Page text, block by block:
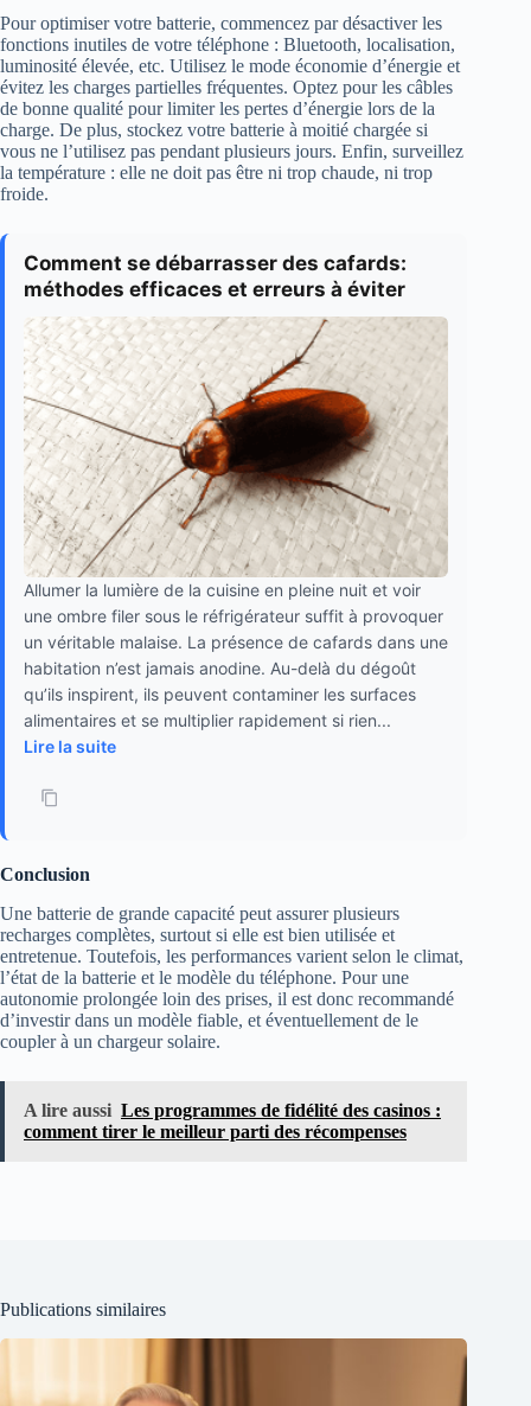
Pour optimiser votre batterie, commencez par désactiver les
fonctions inutiles de votre téléphone : Bluetooth, localisation,
luminosité élevée, etc. Utilisez le mode économie d’énergie et
évitez les charges partielles fréquentes. Optez pour les câbles
de bonne qualité pour limiter les pertes d’énergie lors de la
charge. De plus, stockez votre batterie à moitié chargée si
vous ne l’utilisez pas pendant plusieurs jours. Enfin, surveillez
la température : elle ne doit pas être ni trop chaude, ni trop
froide.
Comment se débarrasser des cafards:
méthodes efficaces et erreurs à éviter
Allumer la lumière de la cuisine en pleine nuit et voir
une ombre filer sous le réfrigérateur suffit à provoquer
un véritable malaise. La présence de cafards dans une
habitation n’est jamais anodine. Au-delà du dégoût
qu’ils inspirent, ils peuvent contaminer les surfaces
alimentaires et se multiplier rapidement si rien...
Lire la suite
Conclusion
Une batterie de grande capacité peut assurer plusieurs
recharges complètes, surtout si elle est bien utilisée et
entretenue. Toutefois, les performances varient selon le climat,
l’état de la batterie et le modèle du téléphone. Pour une
autonomie prolongée loin des prises, il est donc recommandé
d’investir dans un modèle fiable, et éventuellement de le
coupler à un chargeur solaire.
A lire aussi Les programmes de fidélité des casinos :
comment tirer le meilleur parti des récompenses
Publications similaires